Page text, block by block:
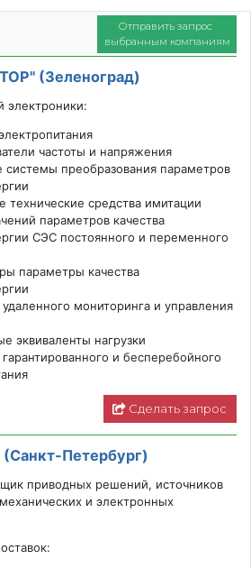
Отправить запрос
выбранным компаниям
(Зеленоград)
электроники:
частоты и напряжения
системы преобразования параметров
технические средства имитации
параметров качества
СЭС постоянного и переменного
параметры качества
удаленного мониторинга и управления
эквиваленты нагрузки
гарантированного и бесперебойного
Сделать запрос
Петербург)
приводных решений, источников
и электронных